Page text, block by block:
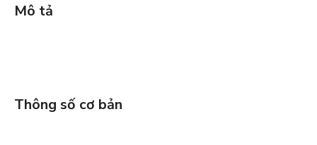
Mô tả
Thông số cơ bản